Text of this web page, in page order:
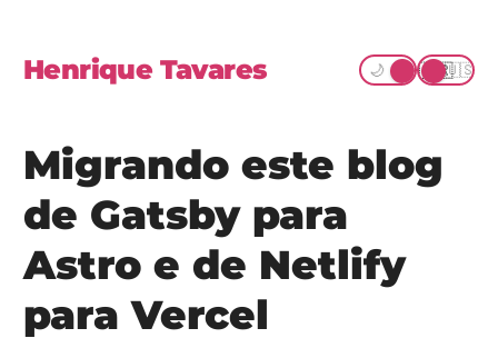
Henrique Tavares 🌙 ☀️ 🇧🇷🇺🇸
Migrando este blog
de Gatsby para
Astro e de Netlify
para Vercel